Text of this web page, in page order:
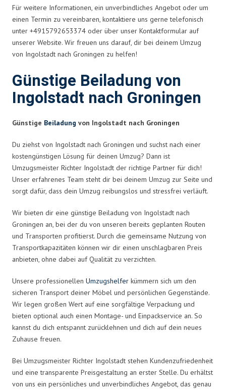
Für weitere Informationen, ein unverbindliches Angebot oder um
einen Termin zu vereinbaren, kontaktiere uns gerne telefonisch
unter +4915792653374 oder über unser Kontaktformular auf
unserer Website. Wir freuen uns darauf, dir bei deinem Umzug
von Ingolstadt nach Groningen zu helfen!
Günstige Beiladung von
Ingolstadt nach Groningen
Günstige Beiladung von Ingolstadt nach Groningen
Du ziehst von Ingolstadt nach Groningen und suchst nach einer
kostengünstigen Lösung für deinen Umzug? Dann ist
Umzugsmeister Richter Ingolstadt der richtige Partner für dich!
Unser erfahrenes Team steht dir bei deinem Umzug zur Seite und
sorgt dafür, dass dein Umzug reibungslos und stressfrei verläuft.
Wir bieten dir eine günstige Beiladung von Ingolstadt nach
Groningen an, bei der du von unseren bereits geplanten Routen
und Transporten profitierst. Durch die gemeinsame Nutzung von
Transportkapazitäten können wir dir einen unschlagbaren Preis
anbieten, ohne dabei auf Qualität zu verzichten.
Unsere professionellen Umzugshelfer kümmern sich um den
sicheren Transport deiner Möbel und persönlichen Gegenstände.
Wir legen großen Wert auf eine sorgfältige Verpackung und
bieten optional auch einen Montage- und Einpackservice an. So
kannst du dich entspannt zurücklehnen und dich auf dein neues
Zuhause freuen.
Bei Umzugsmeister Richter Ingolstadt stehen Kundenzufriedenheit
und eine transparente Preisgestaltung an erster Stelle. Du erhältst
von uns ein persönliches und unverbindliches Angebot, das genau